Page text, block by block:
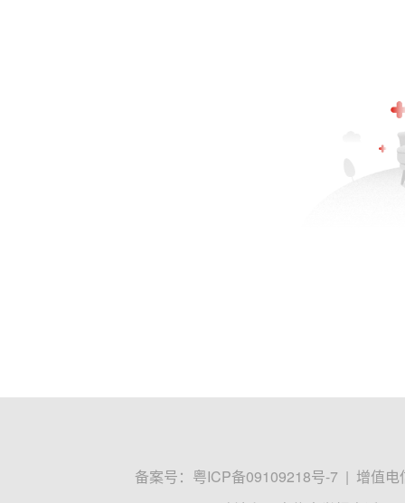
备案号： 粤ICP备09109218号-7 | 增值电